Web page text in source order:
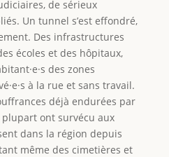
de sérieux
Un tunnel s’est effondré,
Des infrastructures
écoles et des hôpitaux,
des zones
à la rue et sans travail.
déjà endurées par
ont survécu aux
dans la région depuis
même des cimetières et